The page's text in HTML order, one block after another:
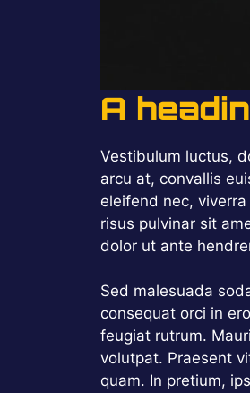
A
Vestibulum luctus,
arcu at, convallis
eleifend nec,
risus pulvinar sit
dolor ut ante
Sed malesuada
consequat orci in
feugiat rutrum.
volutpat. Praesent
quam. In pretium,